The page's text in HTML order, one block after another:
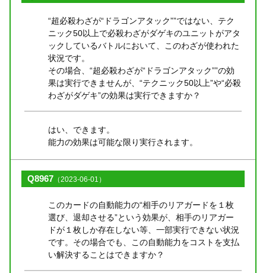
“超必殺わざが“ドラゴンアタック””ではない、テク
ニック50以上で必殺わざがダゲキのユニットがアタ
ックしているバトルにおいて、このわざが使われた
状況です。
その場合、“超必殺わざが“ドラゴンアタック””の効
果は実行できませんが、“テクニック50以上”や“必殺
わざがダゲキ”の効果は実行できますか？
はい、できます。
能力の効果は可能な限り実行されます。
Q8967 （2023-06-01）
このカードの自動能力の“相手のリアガードを１枚
選び、退却させる”という効果が、相手のリアガー
ドが１枚しか存在しない等、一部実行できない状況
です。その場合でも、この自動能力をコストを支払
い解決することはできますか？